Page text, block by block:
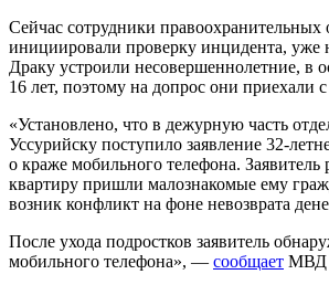
Сейчас сотрудники правоохранительных
инициировали проверку инцидента, уже
Драку устроили несовершеннолетние, в
16 лет, поэтому на допрос они приехали
«Установлено, что в дежурную часть
Уссурийску поступило заявление 32-
о краже мобильного телефона. Заявитель
квартиру пришли малознакомые ему
возник конфликт на фоне невозврата
После ухода подростков заявитель
мобильного телефона», — сообщает МВД